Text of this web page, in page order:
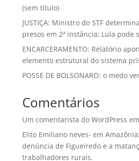
(sem título)
JUSTIÇA: Ministro do STF
presos em 2ª instância; Lula pode
ENCARCERAMENTO: Relatório
elemento estrutural do sistema
POSSE DE BOLSONARO: o medo
Comentários
Um comentarista do WordPress em
Elito Emiliano neves- em
denúncia de Figueiredo e a
trabalhadores rurais.